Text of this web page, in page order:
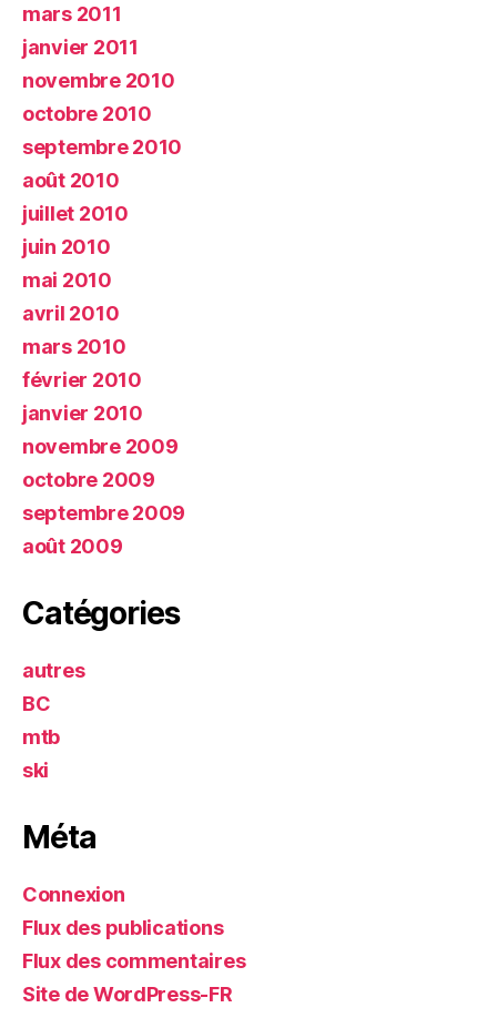
mars 2011
janvier 2011
novembre 2010
octobre 2010
septembre 2010
août 2010
juillet 2010
juin 2010
mai 2010
avril 2010
mars 2010
février 2010
janvier 2010
novembre 2009
octobre 2009
septembre 2009
août 2009
Catégories
autres
BC
mtb
ski
Méta
Connexion
Flux des publications
Flux des commentaires
Site de WordPress-FR